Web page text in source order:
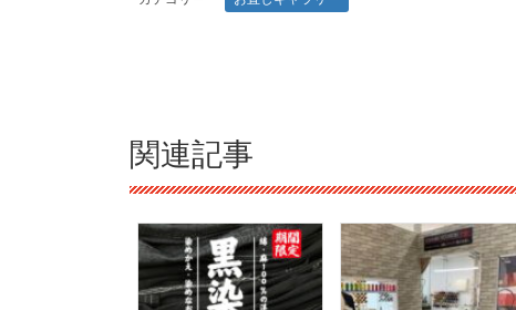
関連記事